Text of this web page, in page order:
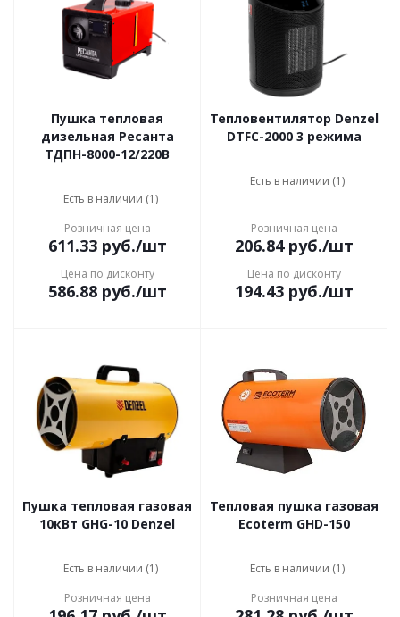
Пушка тепловая
дизельная Ресанта
ТДПН-8000-12/220В
Есть в наличии (1)
Розничная цена
611.33руб./шт
Цена по дисконту
586.88руб./шт
Тепловентилятор Denzel
DTFC-2000 3 режима
Есть в наличии (1)
Розничная цена
206.84руб./шт
Цена по дисконту
194.43руб./шт
Пушка тепловая газовая
10кВт GHG-10 Denzel
Есть в наличии (1)
Розничная цена
Тепловая пушка газовая
Ecoterm GHD-150
Есть в наличии (1)
Розничная цена